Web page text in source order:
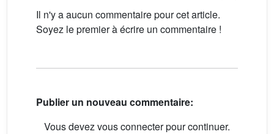
Il n'y a aucun commentaire pour cet article.
Soyez le premier à écrire un commentaire !
Publier un nouveau commentaire:
Vous devez vous connecter pour continuer.